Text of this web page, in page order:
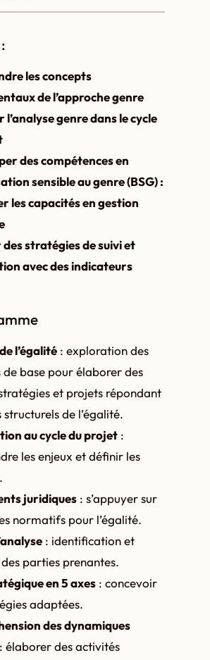
les concepts
de l’approche genre
genre dans le cycle
des compétences en
sensible au genre (BSG) :
les capacités en gestion
stratégies de suivi et
avec des indicateurs
l’égalité : exploration des
de base pour élaborer des
et projets répondant
de l’égalité.
au cycle du projet :
les enjeux et définir les
juridiques : s’appuyer sur
normatifs pour l’égalité.
: identification et
parties prenantes.
en 5 axes : concevoir
adaptées.
des dynamiques
: élaborer des activités